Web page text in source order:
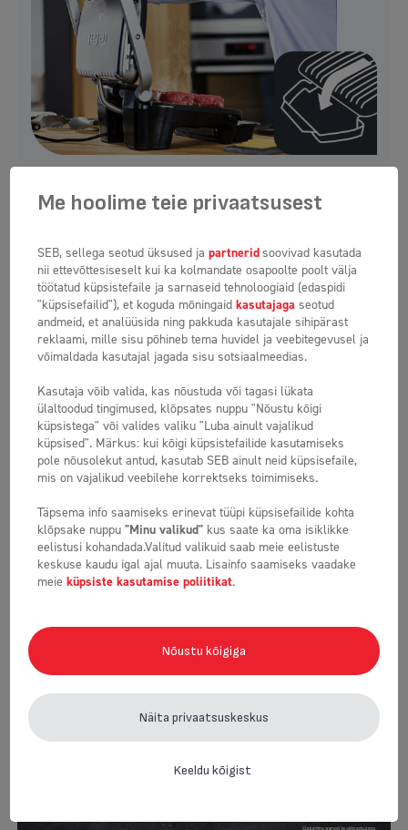
grilliplaadid muudavad grillimise ja puhastamise veelgi
mugavamaks. Disain võimaldab vaevata eemaldada
kogu grillimisel tekkiva rasva ja vedelikud.
Moodne disain
Disainimisel on peamiseks peetud maitsvate roogade
valmistamist, kuid ka seadme enda maitsekat
väljanägemist. Kaunis täiendus igasse kööki. Kompaktse
suurusega toode mahub ka kõige väiksematesse
ruumidesse.
Me hoolime teie privaatsusest
SEB, sellega seotud üksused ja partneridsoovivad kasutada
nii ettevõttesiseselt kui ka kolmandate osapoolte poolt välja
töötatud küpsistefaile ja sarnaseid tehnoloogiaid (edaspidi
"küpsisefailid"), et koguda mõningaid kasutajaga seotud
andmeid, et analüüsida ning pakkuda kasutajale sihipärast
reklaami, mille sisu põhineb tema huvidel ja veebitegevusel ja
võimaldada kasutajal jagada sisu sotsiaalmeedias.
Kasutaja võib valida, kas nõustuda või tagasi lükata
ülaltoodud tingimused, klõpsates nuppu "Nõustu kõigi
küpsistega" või valides valiku "Luba ainult vajalikud
küpsised". Märkus: kui kõigi küpsistefailide kasutamiseks
pole nõusolekut antud, kasutab SEB ainult neid küpsisefaile,
mis on vajalikud veebilehe korrektseks toimimiseks.
Täpsema info saamiseks erinevat tüüpi küpsisefailide kohta
klõpsake nuppu "Minu valikud" kus saate ka oma isiklikke
eelistusi kohandada.Valitud valikuid saab meie eelistuste
keskuse kaudu igal ajal muuta. Lisainfo saamiseks vaadake
meie küpsiste kasutamise poliitikat.
Nõustu kõigiga
Näita privaatsuskeskus
Keeldu kõigist